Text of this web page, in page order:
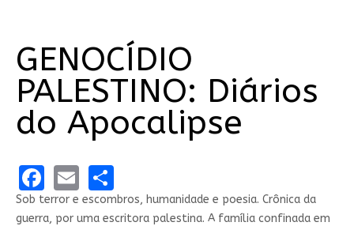
GENOCÍDIO
PALESTINO: Diários
do Apocalipse
Facebook
EmailShare
Sob terror e escombros, humanidade e poesia. Crônica da
guerra, por uma escritora palestina. A família confinada em